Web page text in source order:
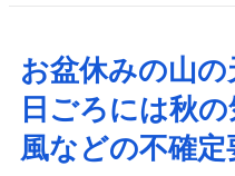
お盆休みの山
日ごろには秋
風などの不確定